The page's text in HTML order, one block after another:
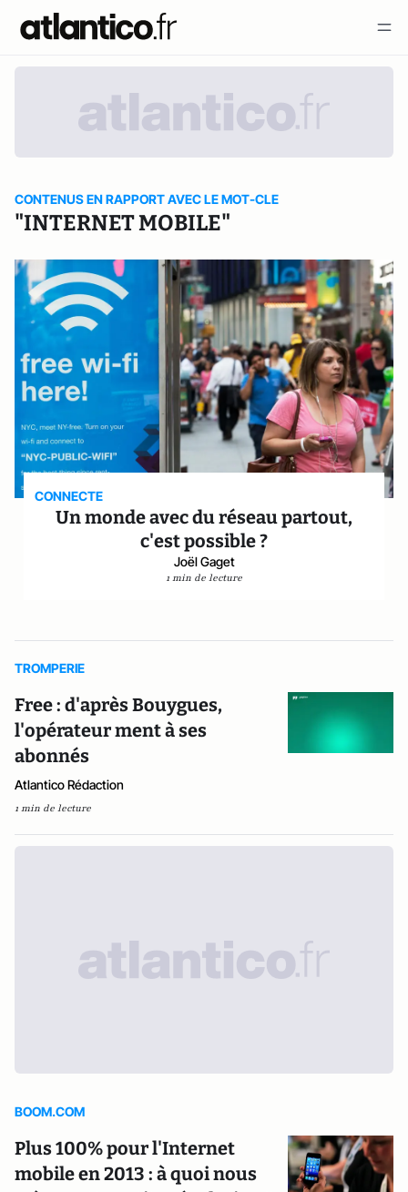
CONTENUS EN RAPPORT AVEC LE MOT-CLE
"INTERNET MOBILE"
CONNECTE
Un monde avec du réseau partout,
c'est possible ?
Joël Gaget
1 min de lecture
TROMPERIE
Free : d'après Bouygues,
l'opérateur ment à ses
abonnés
Atlantico Rédaction
1 min de lecture
BOOM.COM
Plus 100% pour l'Internet
mobile en 2013 : à quoi nous